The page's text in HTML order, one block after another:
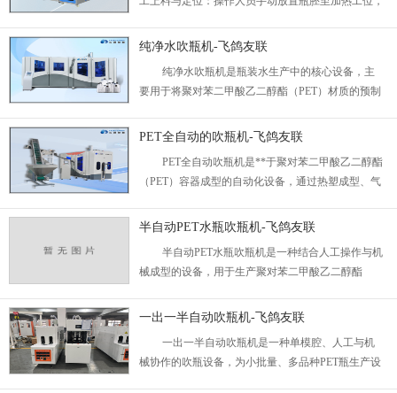
管对瓶身分段加热，操作员通过观察瓶胚软化状态调
成瓶胚吹塑，模具闭合压力由气动装置自动控制。手
动脱模与质检：成品瓶冷却后由人...
纯净水吹瓶机-飞鸽友联
纯净水吹瓶机是瓶装水生产中的核心设备，主
要用于将聚对苯二甲酸乙二醇酯（PET）材质的预制
与模具的协同作用，实现瓶体的快速成型与质量控
PET全自动的吹瓶机-飞鸽友联
PET全自动吹瓶机是**于聚对苯二甲酸乙二醇酯
（PET）容器成型的自动化设备，通过热塑成型、气
业对透明瓶、水瓶等包装的生产需求。...
半自动PET水瓶吹瓶机-飞鸽友联
半自动PET水瓶吹瓶机是一种结合人工操作与机
械成型的设备，用于生产聚对苯二甲酸乙二醇酯
计在于人机协作模式——关键工序由设备完成，人工
济性与操作直观性，适用于小规模生产。...
一出一半自动吹瓶机-飞鸽友联
一出一半自动吹瓶机是一种单模腔、人工与机
械协作的吹瓶设备，为小批量、多品种PET瓶生产设